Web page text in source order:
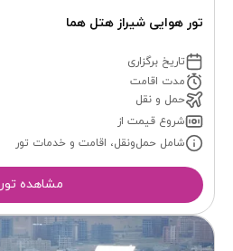
تور هوایی شیراز هتل هما
تاریخ برگزاری
مدت اقامت
حمل و نقل
شروع قیمت از
شامل حمل‌ونقل، اقامت و خدمات تور
مشاهده تور